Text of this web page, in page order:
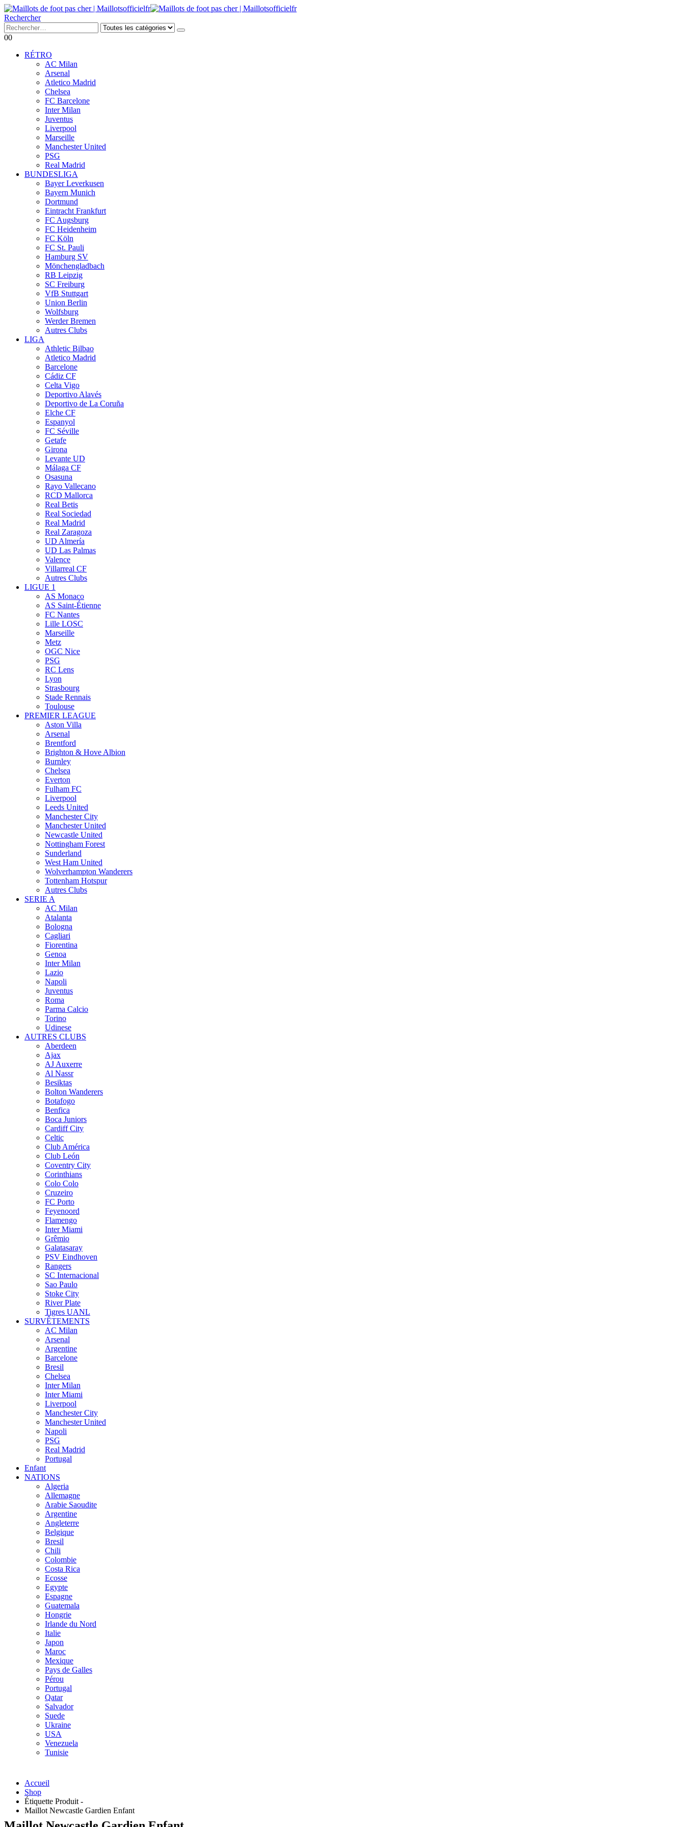
Rechercher
00
RÉTRO
AC Milan
Arsenal
Atletico Madrid
Chelsea
FC Barcelone
Inter Milan
Juventus
Liverpool
Marseille
Manchester United
PSG
Real Madrid
BUNDESLIGA
Bayer Leverkusen
Bayern Munich
Dortmund
Eintracht Frankfurt
FC Augsburg
FC Heidenheim
FC Köln
FC St. Pauli
Hamburg SV
Mönchengladbach
RB Leipzig
SC Freiburg
VfB Stuttgart
Union Berlin
Wolfsburg
Werder Bremen
Autres Clubs
LIGA
Athletic Bilbao
Atletico Madrid
Barcelone
Cádiz CF
Celta Vigo
Deportivo Alavés
Deportivo de La Coruña
Elche CF
Espanyol
FC Séville
Getafe
Girona
Levante UD
Málaga CF
Osasuna
Rayo Vallecano
RCD Mallorca
Real Betis
Real Sociedad
Real Madrid
Real Zaragoza
UD Almería
UD Las Palmas
Valence
Villarreal CF
Autres Clubs
LIGUE 1
AS Monaco
AS Saint-Étienne
FC Nantes
Lille LOSC
Marseille
Metz
OGC Nice
PSG
RC Lens
Lyon
Strasbourg
Stade Rennais
Toulouse
PREMIER LEAGUE
Aston Villa
Arsenal
Brentford
Brighton & Hove Albion
Burnley
Chelsea
Everton
Fulham FC
Liverpool
Leeds United
Manchester City
Manchester United
Newcastle United
Nottingham Forest
Sunderland
West Ham United
Wolverhampton Wanderers
Tottenham Hotspur
Autres Clubs
SERIE A
AC Milan
Atalanta
Bologna
Cagliari
Fiorentina
Genoa
Inter Milan
Lazio
Napoli
Juventus
Roma
Parma Calcio
Torino
Udinese
AUTRES CLUBS
Aberdeen
Ajax
AJ Auxerre
Al Nassr
Besiktas
Bolton Wanderers
Botafogo
Benfica
Boca Juniors
Cardiff City
Celtic
Club América
Club León
Coventry City
Corinthians
Colo Colo
Cruzeiro
FC Porto
Feyenoord
Flamengo
Inter Miami
Grêmio
Galatasaray
PSV Eindhoven
Rangers
SC Internacional
Sao Paulo
Stoke City
River Plate
Tigres UANL
SURVÊTEMENTS
AC Milan
Arsenal
Argentine
Barcelone
Bresil
Chelsea
Inter Milan
Inter Miami
Liverpool
Manchester City
Manchester United
Napoli
PSG
Real Madrid
Portugal
Enfant
NATIONS
Algeria
Allemagne
Arabie Saoudite
Argentine
Angleterre
Belgique
Bresil
Chili
Colombie
Costa Rica
Ecosse
Egypte
Espagne
Guatemala
Hongrie
Irlande du Nord
Italie
Japon
Maroc
Mexique
Pays de Galles
Pérou
Portugal
Qatar
Salvador
Suede
Ukraine
USA
Venezuela
Tunisie
Accueil
Shop
Étiquette Produit -
Maillot Newcastle Gardien Enfant